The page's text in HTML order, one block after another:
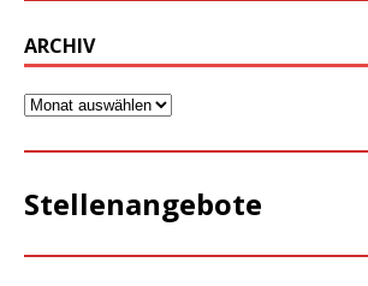
ARCHIV
Stellenangebote